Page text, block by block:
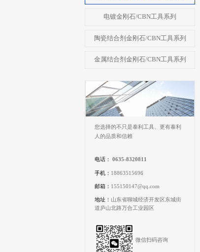
电镀金刚石/CBN工具系列
陶瓷结合剂金刚石/CBN工具系列
金属结合剂金刚石/CBN工具系列
您选择的不只是泰利工具、更有泰利
人的品质和信赖
电话： 0635-8320811
手机： 18863515696
邮箱： 155150147@qq.com
地址： 山东省聊城经济开发区东城街
道庐山北路万合工业园区
微信扫码咨询